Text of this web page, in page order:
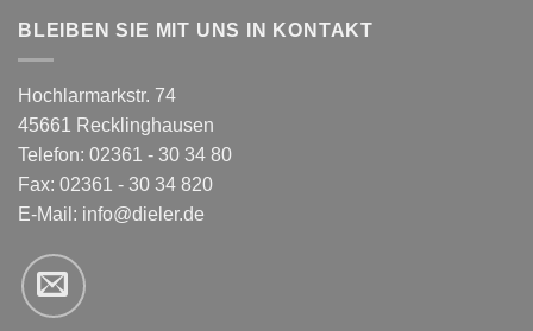
BLEIBEN SIE MIT UNS IN KONTAKT
Hochlarmarkstr. 74
45661 Recklinghausen
Telefon: 02361 - 30 34 80
Fax: 02361 - 30 34 820
E-Mail: info@dieler.de